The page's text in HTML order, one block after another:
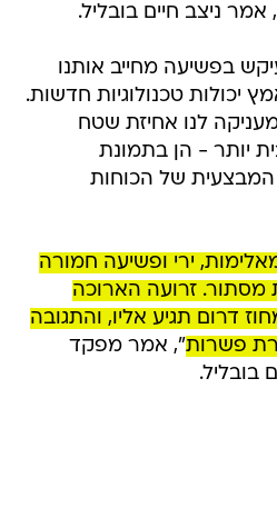
ניצב חיים בובליל.
בפשיעה מחייב אותנו
טכנולוגיות חדשות.
לנו אחיזת שטח
יותר - הן בתמונת
המבצעית של הכוחות
ירי ופשיעה חמורה
מסתור. זרועה הארוכה
דרום תגיע אליו, והתגובה
פשרות", אמר מפקד
בובליל.